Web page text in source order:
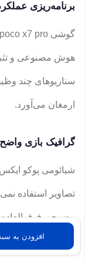
افزودن به
برنامه‌ریزی
هوش مصنوعی و
سناریوهای چند
ارمغان می‌آورد.
گرافیک بازی
تصاویر استفاده
وضوحی فوق العاده